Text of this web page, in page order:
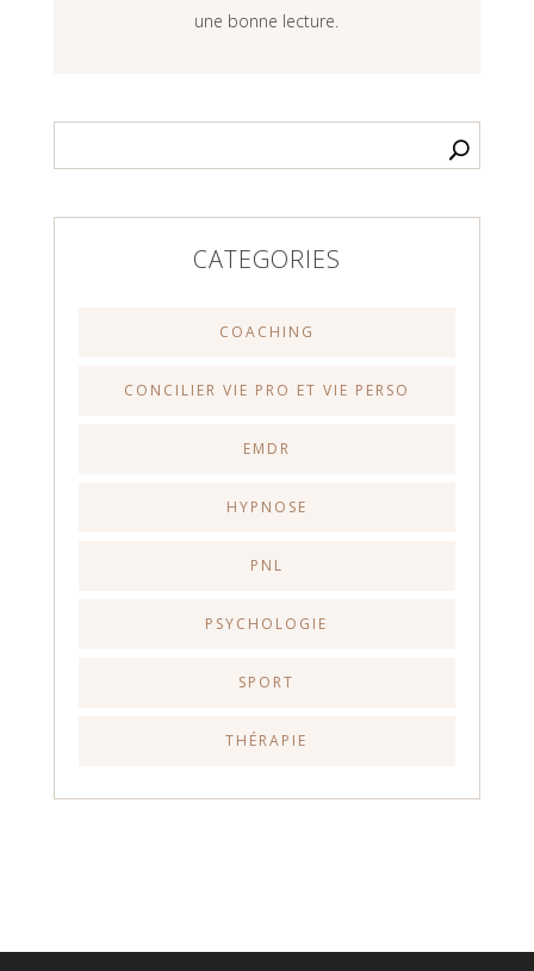
une bonne lecture.
CATEGORIES
COACHING
CONCILIER VIE PRO ET VIE PERSO
EMDR
HYPNOSE
PNL
PSYCHOLOGIE
SPORT
THÉRAPIE